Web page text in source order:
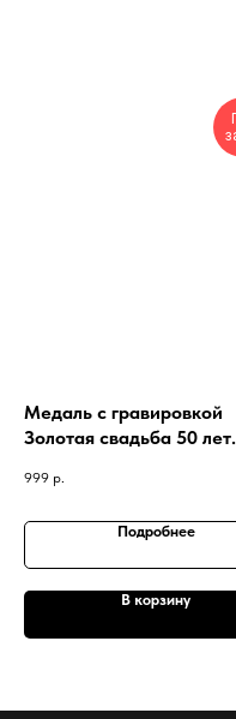
Медаль с гравировкой
Золотая свадьба 50 лет
999 р.
Подробнее
В корзину